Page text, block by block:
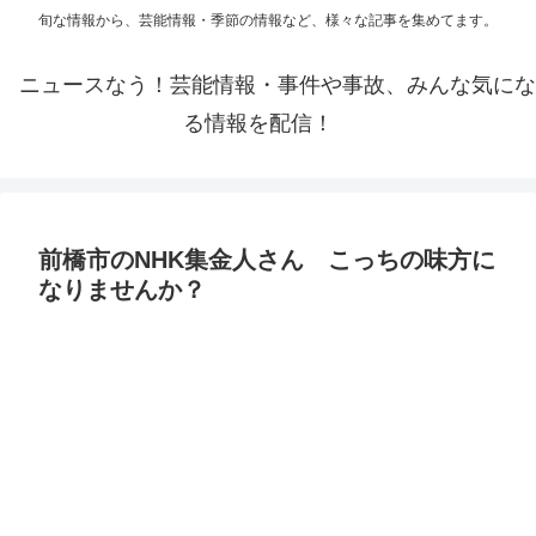
旬な情報から、芸能情報・季節の情報など、様々な記事を集めてます。
ニュースなう！芸能情報・事件や事故、みんな気にな
る情報を配信！
前橋市のNHK集金人さん こっちの味方に
なりませんか？